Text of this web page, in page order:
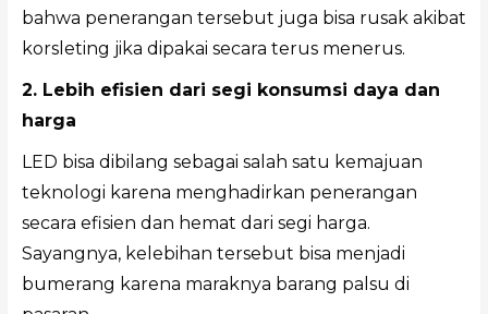
bahwa penerangan tersebut juga bisa rusak akibat
korsleting jika dipakai secara terus menerus.
2. Lebih efisien dari segi konsumsi daya dan
harga
LED bisa dibilang sebagai salah satu kemajuan
teknologi karena menghadirkan penerangan
secara efisien dan hemat dari segi harga.
Sayangnya, kelebihan tersebut bisa menjadi
bumerang karena maraknya barang palsu di